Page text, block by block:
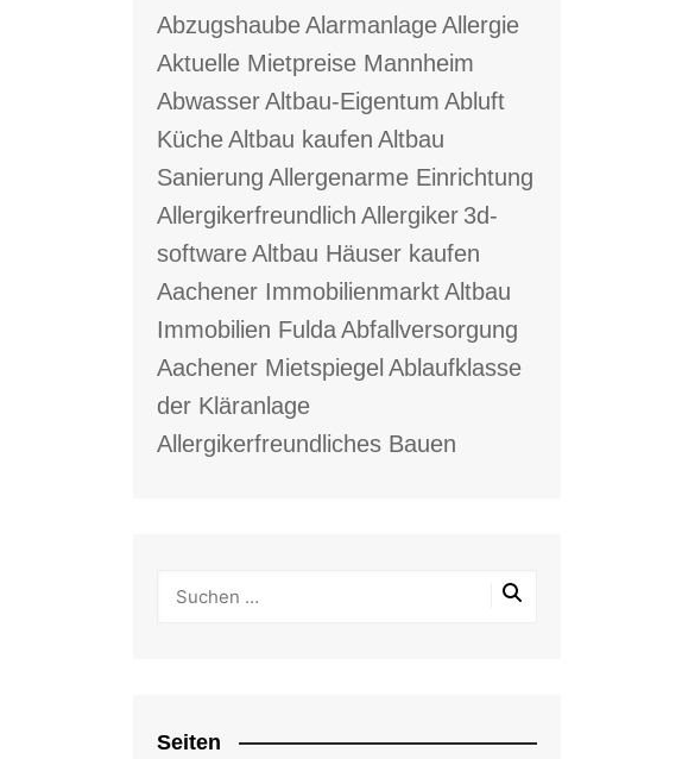
AbzugshaubeAlarmanlageAllergie
Aktuelle Mietpreise Mannheim
AbwasserAltbau-Eigentum Abluft
KücheAltbau kaufen Altbau
Sanierung Allergenarme Einrichtung
Allergikerfreundlich Allergiker 3d-
softwareAltbau Häuser kaufen
Aachener ImmobilienmarktAltbau
Immobilien FuldaAbfallversorgung
Aachener Mietspiegel Ablaufklasse
der Kläranlage
Allergikerfreundliches Bauen
Seiten